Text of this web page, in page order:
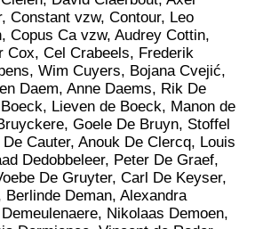
Constant vzw, Contour, Leo
Copus Ca vzw, Audrey Cottin,
Cox, Cel Crabeels, Frederik
Wim Cuyers, Bojana Cvejić,
Daem, Anne Daems, Rik De
Lieven de Boeck, Manon de
Goele De Bruyn, Stoffel
Cauter, Anouk De Clercq, Louis
Dedobbeleer, Peter De Graef,
De Gruyter, Carl De Keyser,
Berlinde Deman, Alexandra
Nikolaas Demoen,